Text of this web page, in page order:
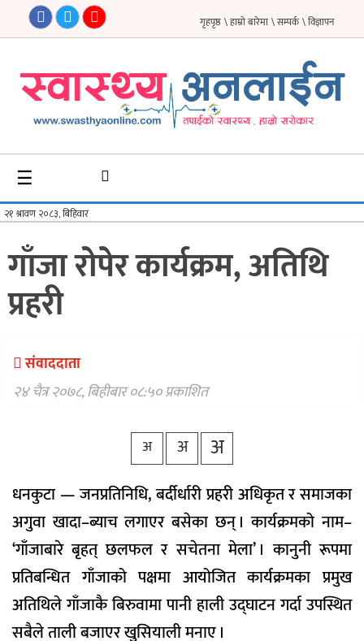
गृहपृष्ठ
समाचार
फिचर
अन्तर्वार्ता
विचार
ब्लग
वैकल्पिक
चिकित्सा
\ विज्ञापन
\ सम्पर्क
\ हाम्रो बारेमा
गृहपृष्ठ
☰
गाँजा रोपेर कार्यक्रम, अतिथि
प्रहरी
संवाददाता
२४ चैत्र २०७८, बिहीबार ०८:५० प्रकाशित
अ अ अ
धनकुटा — जनप्रतिनिधि, बर्दीर्धारी प्रहरी अधिकृत र समाजका
अगुवा खादा–ब्याच लगाएर बसेका छन् । कार्यक्रमको नाम–
‘गाँजाबारे बृहत् छलफल र सचेतना मेला’ । कानुनी रूपमा
प्रतिबन्धित गाँजाको पक्षमा आयोजित कार्यक्रमका प्रमुख
अतिथिले गाँजाकै बिरुवामा पानी हाली उद्घाटन गर्दा उपस्थित
सबैले ताली बजाएर खुसियाली मनाए ।